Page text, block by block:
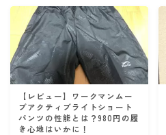
運営者情報
お問い合わせ
【レビュー】ワークマンムー
ブアクティブライトショート
パンツの性能とは？980円の履
き心地はいかに！